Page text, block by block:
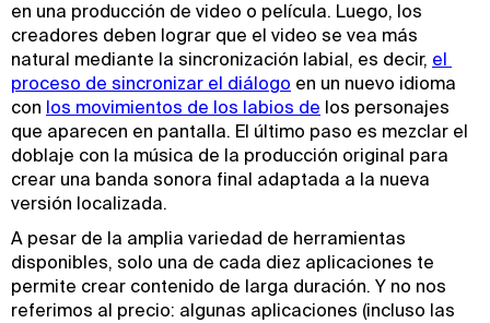
en una producción de video o película. Luego, los
creadores deben lograr que el video se vea más
natural mediante la sincronización labial, es decir, el
proceso de sincronizar el diálogo en un nuevo idioma
con los movimientos de los labios de los personajes
que aparecen en pantalla. El último paso es mezclar el
doblaje con la música de la producción original para
crear una banda sonora final adaptada a la nueva
versión localizada.
A pesar de la amplia variedad de herramientas
disponibles, solo una de cada diez aplicaciones te
permite crear contenido de larga duración. Y no nos
referimos al precio: algunas aplicaciones (incluso las